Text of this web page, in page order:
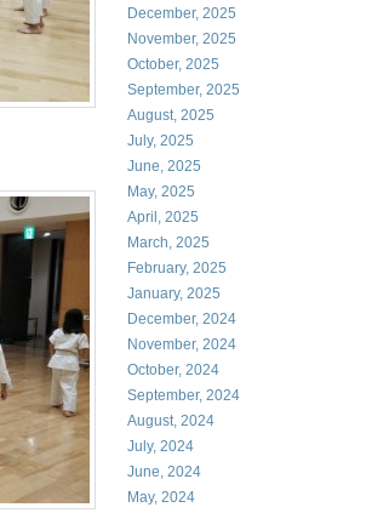
December, 2025
November, 2025
October, 2025
September, 2025
August, 2025
July, 2025
June, 2025
May, 2025
April, 2025
March, 2025
February, 2025
January, 2025
December, 2024
November, 2024
October, 2024
September, 2024
August, 2024
July, 2024
June, 2024
May, 2024